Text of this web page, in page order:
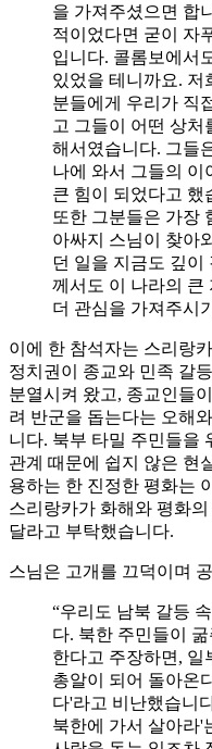
을 가져주셨으면 합
적이었다면 굳이 자
입니다. 콜롬보에서
있었을 테니까요. 저
분들에게 우리가 직
고 그들이 어떤 상처
해서였습니다. 그들
나에 와서 그들의 이
큰 힘이 되었다고 했
또한 그분들은 가장
아싸지 스님이 찾아
던 일을 지금도 깊이
께서도 이 나라의 큰
더 관심을 가져주시
이에 한 참석자는 스리랑
정치권이 종교와 민족 갈
분열시켜 왔고, 종교인들
려 반군을 돕는다는 오해
니다. 북부 타밀 주민들을
관계 때문에 쉽지 않은 현
용하는 한 진정한 평화는
스리랑카가 화해와 평화
달라고 부탁했습니다.
스님은 고개를 끄덕이며
“우리도 남북 갈등
다. 북한 주민들이
한다고 주장하면, 일
총알이 되어 돌아온
다'라고 비난했습니
북한에 가서 살아라'